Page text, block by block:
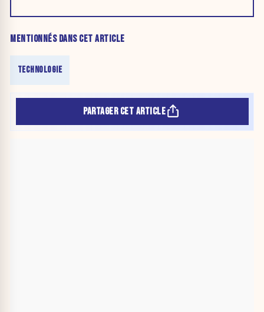
MENTIONNÉS DANS CET ARTICLE
TECHNOLOGIE
PARTAGER CET ARTICLE